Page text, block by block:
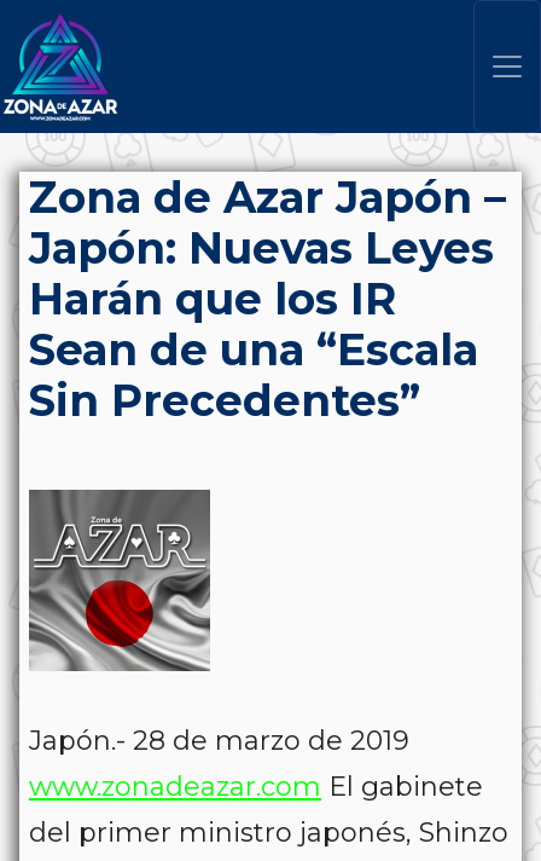
Zona de Azar Japón –
Japón: Nuevas Leyes
Harán que los IR
Sean de una “Escala
Sin Precedentes”
Japón.- 28 de marzo de 2019
www.zonadeazar.com El gabinete
del primer ministro japonés, Shinzo